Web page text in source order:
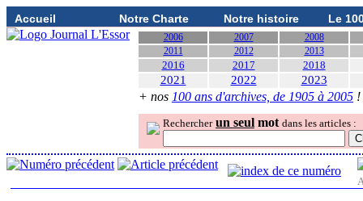
Accueil Notre Charte Notre histoire Le
2006 2007
2008
2011
2012 2013
2016 2017 2018
2021 2022 2023
+ nos 100 ans d'archives, de 1905 à 2005 !
Rechercher un seul mot dans les articles :